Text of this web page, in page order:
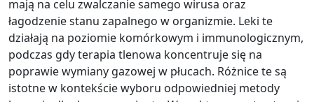
mają na celu zwalczanie samego wirusa oraz
łagodzenie stanu zapalnego w organizmie. Leki te
działają na poziomie komórkowym i immunologicznym,
podczas gdy terapia tlenowa koncentruje się na
poprawie wymiany gazowej w płucach. Różnice te są
istotne w kontekście wyboru odpowiedniej metody